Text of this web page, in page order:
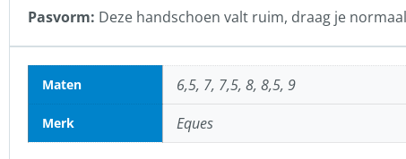
Pasvorm: Deze handschoen valt ruim, draag je
Maten 6,5, 7, 7,5, 8, 8,5, 9
Merk Eques